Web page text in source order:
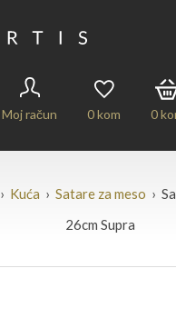
Moj račun 0kom 0
› Kuća › Satare za meso ›
26cm Supra